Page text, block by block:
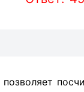
позволяет